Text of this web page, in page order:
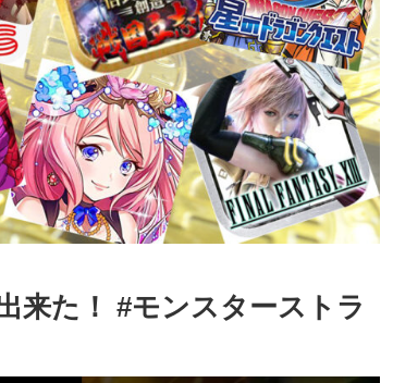
来た！ #モンスターストラ